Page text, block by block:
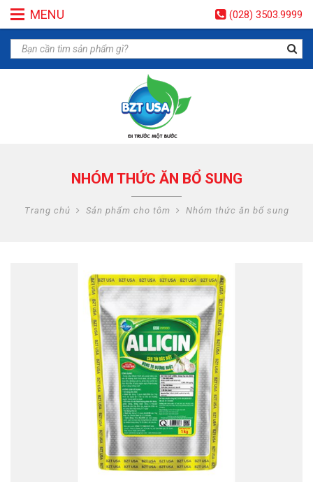
MENU (028) 3503.9999
NHÓM THỨC ĂN BỔ SUNG
Trang chủ Sản phẩm cho tôm Nhóm thức ăn bổ sung